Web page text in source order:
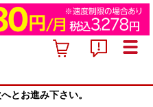
とお進み下さい。